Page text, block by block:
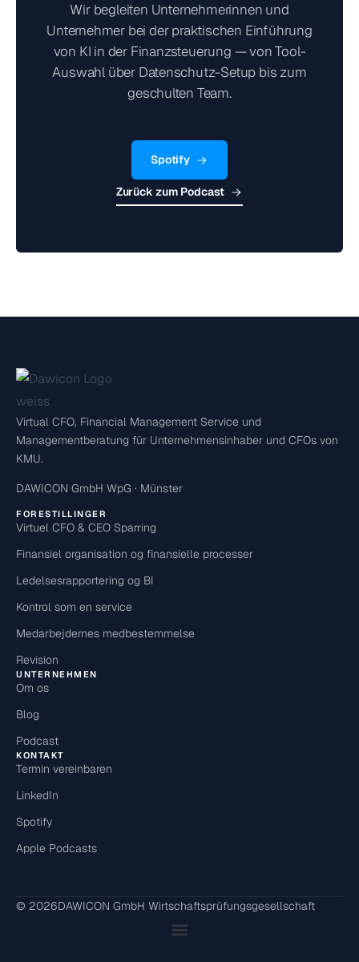
Wir begleiten Unternehmerinnen und
Unternehmer bei der praktischen Einführung
von KI in der Finanzsteuerung — von Tool-
Auswahl über Datenschutz-Setup bis zum
geschulten Team.
Spotify
Zurück zum Podcast
Virtual CFO, Financial Management Service und
Managementberatung für Unternehmensinhaber und CFOs von
KMU.
DAWICON GmbH WpG · Münster
FORESTILLINGER
Virtuel CFO & CEO Sparring
Finansiel organisation og finansielle processer
Ledelsesrapportering og BI
Kontrol som en service
Medarbejdernes medbestemmelse
Revision
UNTERNEHMEN
Om os
Blog
Podcast
KONTAKT
Termin vereinbaren
LinkedIn
Spotify
Apple Podcasts
© 2026DAWICON GmbH Wirtschaftsprüfungsgesellschaft